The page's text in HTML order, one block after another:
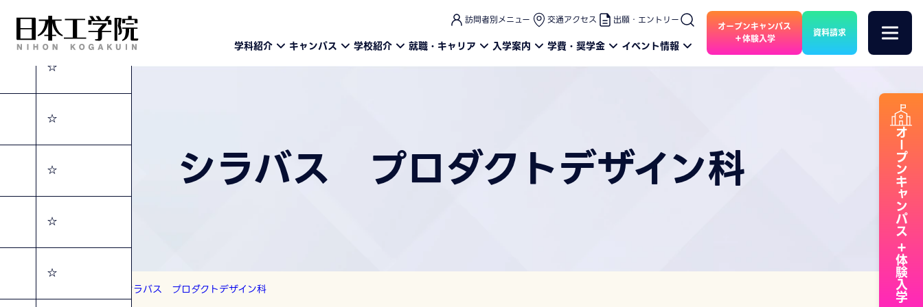
このページの本文へ
訪問者別メニュー 交通アクセス 出願・エントリー
学科紹介 キャンパス 学校紹介 就職・キャリア 入学案内 学費・奨学金 イベント情報
オープンキャンパス
＋体験入学
資料請求
シラバス プロダクトデザイン科
シラバス プロダクトデザイン科
☆
☆
☆
☆
☆
☆
オープンキャンパス
＋体験入学